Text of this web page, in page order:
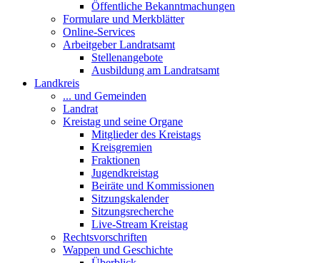
Öffentliche Bekanntmachungen
Formulare und Merkblätter
Online-Services
Arbeitgeber Landratsamt
Stellenangebote
Ausbildung am Landratsamt
Landkreis
... und Gemeinden
Landrat
Kreistag und seine Organe
Mitglieder des Kreistags
Kreisgremien
Fraktionen
Jugendkreistag
Beiräte und Kommissionen
Sitzungskalender
Sitzungsrecherche
Live-Stream Kreistag
Rechtsvorschriften
Wappen und Geschichte